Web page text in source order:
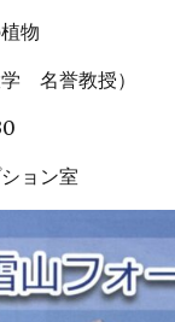
物
名誉教授）
ョン室